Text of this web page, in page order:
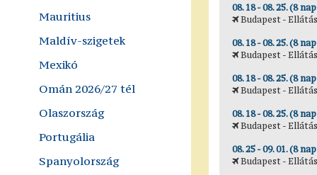
Mauritius
Maldív-szigetek
Mexikó
Omán 2026/27 tél
Olaszország
Portugália
Spanyolország
08. 18 - 08. 25. (8
Budapest -
08. 18 - 08. 25. (8
Budapest -
08. 18 - 08. 25. (8
Budapest -
08. 18 - 08. 25. (8
Budapest -
08. 25 - 09. 01. (8
Budapest -